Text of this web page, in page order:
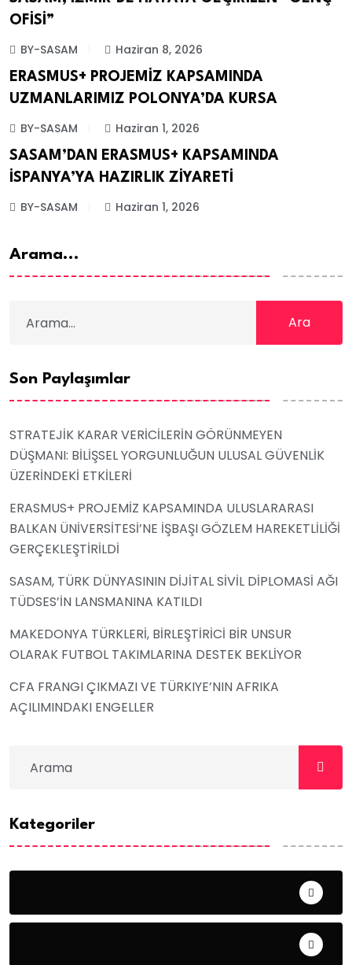
OFİSİ”
BY-SASAM Haziran 8, 2026
ERASMUS+
ERASMUS+ PROJEMİZ KAPSAMINDA
UZMANLARIMIZ POLONYA’DA KURSA
BY-SASAM Haziran 1, 2026
ERASMUS+
SASAM’DAN ERASMUS+ KAPSAMINDA
İSPANYA’YA HAZIRLIK ZİYARETİ
BY-SASAM Haziran 1, 2026
Arama...
Ara
Son Paylaşımlar
STRATEJİK KARAR VERİCİLERİN GÖRÜNMEYEN
DÜŞMANI: BİLİŞSEL YORGUNLUĞUN ULUSAL GÜVENLİK
ÜZERİNDEKİ ETKİLERİ
ERASMUS+ PROJEMİZ KAPSAMINDA ULUSLARARASI
BALKAN ÜNİVERSİTESİ’NE İŞBAŞI GÖZLEM HAREKETLİLİĞİ
GERÇEKLEŞTİRİLDİ
SASAM, TÜRK DÜNYASININ DİJİTAL SİVİL DİPLOMASİ AĞI
TÜDSES’İN LANSMANINA KATILDI
MAKEDONYA TÜRKLERİ, BİRLEŞTİRİCİ BİR UNSUR
OLARAK FUTBOL TAKIMLARINA DESTEK BEKLİYOR
CFA FRANGI ÇIKMAZI VE TÜRKIYE’NIN AFRIKA
AÇILIMINDAKI ENGELLER
Kategoriler